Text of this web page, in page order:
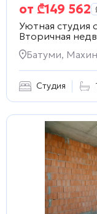
от ₾149 562
Уютная студия
Вторичная
Батуми,
Студия